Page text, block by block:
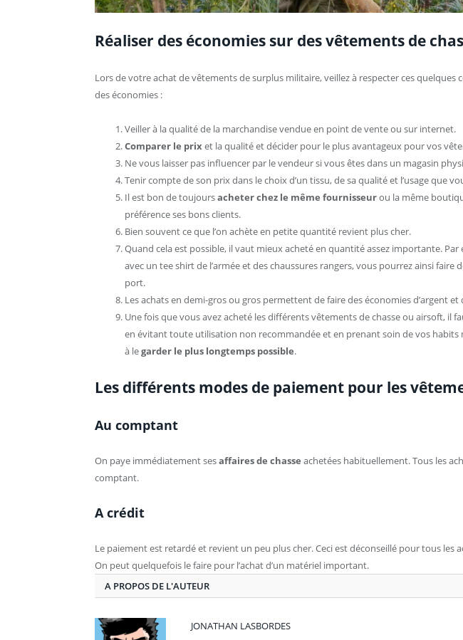
Réaliser des économies sur des vêtements de
Lors de votre achat de vêtements de surplus militaire, veillez à respecter ces quelques
des économies :
Veiller à la qualité de la marchandise vendue en point de vente ou sur internet.
Comparer le prixet la qualité et décider pour le plus avantageux pour vos
Ne vous laisser pas influencer par le vendeur si vous êtes dans un magasin
Tenir compte de son prix dans le choix d’un tissu, de sa qualité et l’usage que
Il est bon de toujoursacheter chez le même fournisseurou la même
préférence ses bons clients.
Bien souvent ce que l’on achète en petite quantité revient plus cher.
Quand cela est possible, il vaut mieux acheté en quantité assez importante. Par
avec un tee shirt de l’armée et des chaussures rangers, vous pourrez ainsi faire
port.
Les achats en demi-gros ou gros permettent de faire des économies d’argent et
Une fois que vous avez acheté les différents vêtements de chasse ou airsoft, il
en évitant toute utilisation non recommandée et en prenant soin de vos habits
à legarder le plus longtemps possible.
Les différents modes de paiement pour les
Au comptant
On paye immédiatement sesaffaires de chasse achetées habituellement. Tous les
comptant.
A crédit
Le paiement est retardé et revient un peu plus cher. Ceci est déconseillé pour tous les
On peut quelquefois le faire pour l’achat d’un matériel important.
A PROPOS DE L'AUTEUR
JONATHAN LASBORDES